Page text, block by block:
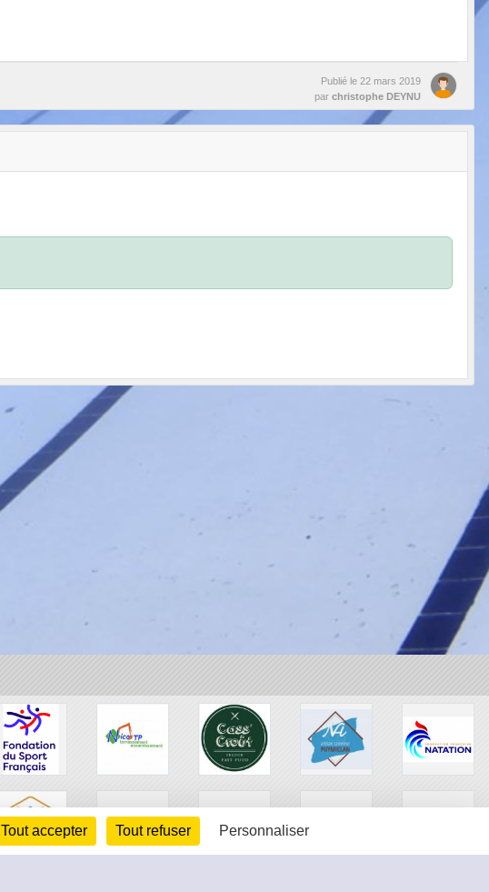
Publié le 22 mars 2019
par christophe DEYNU
Tout accepter Tout refuser Personnaliser